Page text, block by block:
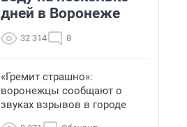
дней в Воронеже
32 314 8
«Гремит страшно»:
воронежцы сообщают о
звуках взрывов в городе